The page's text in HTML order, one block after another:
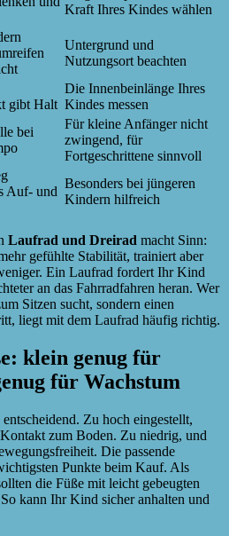
Kraft Ihres Kindes wählen
Untergrund und
Nutzungsort beachten
gibt Halt
Die Innenbeinlänge Ihres
Kindes messen
bei
Für kleine Anfänger nicht
zwingend, für
Fortgeschrittene sinnvoll
Auf- und
Besonders bei jüngeren
Kindern hilfreich
Laufrad und Dreirad macht Sinn:
gefühlte Stabilität, trainiert aber
Ein Laufrad fordert Ihr Kind
an das Fahrradfahren heran. Wer
Sitzen sucht, sondern einen
liegt mit dem Laufrad häufig richtig.
klein genug für
für Wachstum
Zu hoch eingestellt,
zum Boden. Zu niedrig, und
Die passende
Punkte beim Kauf. Als
die Füße mit leicht gebeugten
kann Ihr Kind sicher anhalten und